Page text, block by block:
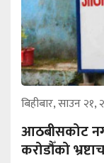
बिहीबार, साउन २१,
आठबीसकोट
करोडौँको